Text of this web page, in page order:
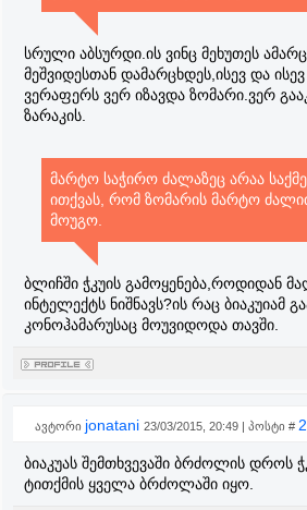
სრული აბსურდი.ის ვინც მეხუთეს
მეშვიდესთან დამარცხდეს,ისევ და
ვერაფერს ვერ იზავდა ზომარი.ვერ
ზარაკის.
მარტო საჭირო ძალაზეც არაა საქმე
ითქვას, რომ ზომარის მარტო
მოუგო.
ბლიჩში ჭკუის გამოყენება,როდიდან
ინტელექტს ნიშნავს?ის რაც ბიაკუიამ
კონოჰამარუსაც მოუვიდოდა თავში.
ავტორი jonatani 23/03/2015, 20:49 | პოსტი #
ბიაკუას შემთხვევაში ბრძოლის დროს
ტითქმის ყველა ბრძოლაში იყო.